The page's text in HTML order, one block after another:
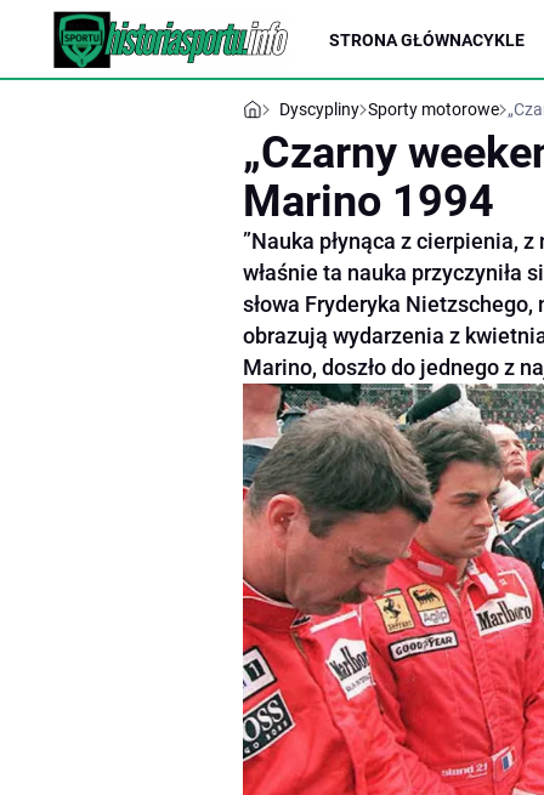
STRONA GŁÓWNACYKLE
Dyscypliny Sporty motorowe
„Czarny
Marino 1994
”Nauka płynąca z cierpienia,
właśnie ta nauka przyczyniła
słowa Fryderyka
obrazują wydarzenia z
Marino, doszło do jednego z